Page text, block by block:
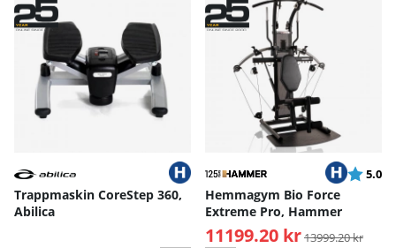
Trappmaskin CoreStep 360,
Abilica
Betyg:
5.0
Hemmagym Bio Force
Extreme Pro, Hammer
11199.20 kr Ordinarie pris:
13999.20 kr